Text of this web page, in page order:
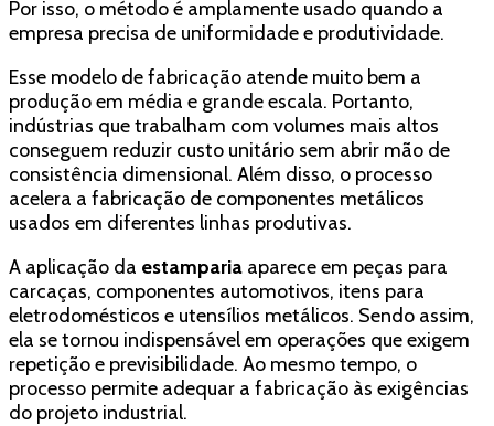
Por isso, o método é amplamente usado quando a
empresa precisa de uniformidade e produtividade.
Esse modelo de fabricação atende muito bem a
produção em média e grande escala. Portanto,
indústrias que trabalham com volumes mais altos
conseguem reduzir custo unitário sem abrir mão de
consistência dimensional. Além disso, o processo
acelera a fabricação de componentes metálicos
usados em diferentes linhas produtivas.
A aplicação da estamparia aparece em peças para
carcaças, componentes automotivos, itens para
eletrodomésticos e utensílios metálicos. Sendo assim,
ela se tornou indispensável em operações que exigem
repetição e previsibilidade. Ao mesmo tempo, o
processo permite adequar a fabricação às exigências
do projeto industrial.